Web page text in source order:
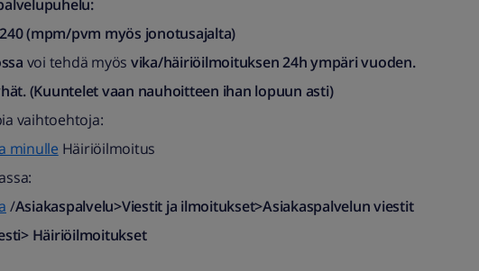
(mpm/pvm myös jonotusajalta)​
voi tehdä myös vika/häiriöilmoituksen24h ympäri vuoden.
(Kuuntelet vaan nauhoitteen ihan lopuun asti)
vaihtoehtoja:
minulle Häiriöilmoitus
/Asiakaspalvelu>Viestit ja ilmoitukset>Asiakaspalvelun viestit
Häiriöilmoitukset